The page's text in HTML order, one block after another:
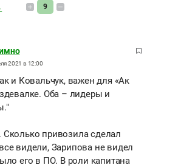
9
2021 в 12:00
и Ковальчук, важен для «Ак
Оба – лидеры и
Сколько привозила сделал
видели, Зарипова не видел
его в ПО. В роли капитана